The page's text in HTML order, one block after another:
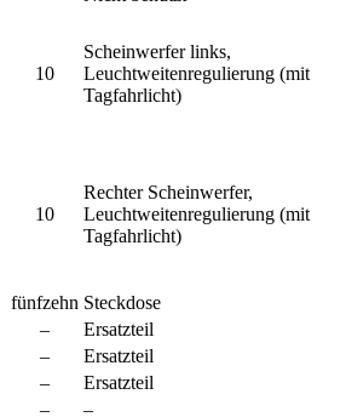
10
Scheinwerfer links,
Leuchtweitenregulierung (mit
Tagfahrlicht)
10
Rechter Scheinwerfer,
Leuchtweitenregulierung (mit
Tagfahrlicht)
fünfzehn Steckdose
–
Ersatzteil
–
Ersatzteil
–
Ersatzteil
–
–